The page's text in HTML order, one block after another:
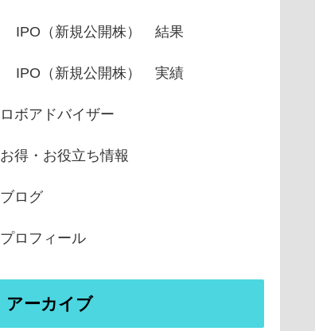
IPO（新規公開株） 結果
IPO（新規公開株） 実績
ロボアドバイザー
お得・お役立ち情報
ブログ
プロフィール
アーカイブ